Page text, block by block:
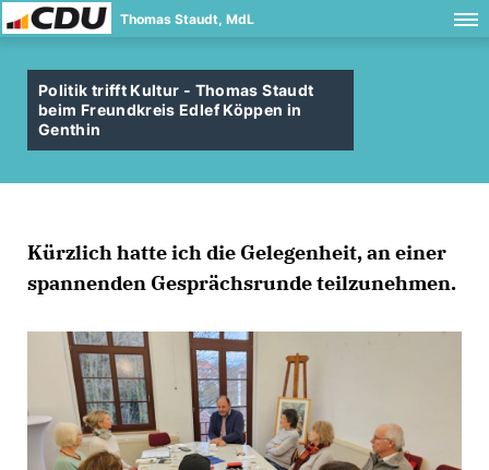
Thomas Staudt, MdL
Politik trifft Kultur - Thomas Staudt
beim Freundkreis Edlef Köppen in
Genthin
Kürzlich hatte ich die Gelegenheit, an einer
spannenden Gesprächsrunde teilzunehmen.